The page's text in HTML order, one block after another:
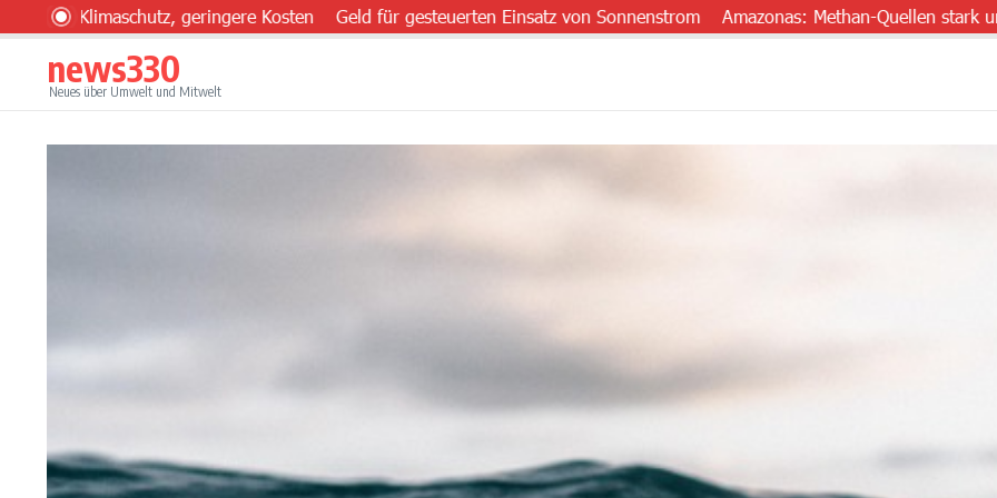
Zum Inhalt springen
Klimaschutz, geringere Kosten Geld für gesteuerten Einsatz von Sonnenstrom Amazonas: Methan-Quellen stark
news330
Neues über Umwelt und Mitwelt